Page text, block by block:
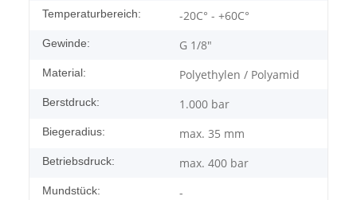
Temperaturbereich: -20C° - +60C°
Gewinde: G 1/8"
Material: Polyethylen / Polyamid
Berstdruck: 1.000 bar
Biegeradius: max. 35 mm
Betriebsdruck: max. 400 bar
Mundstück: -